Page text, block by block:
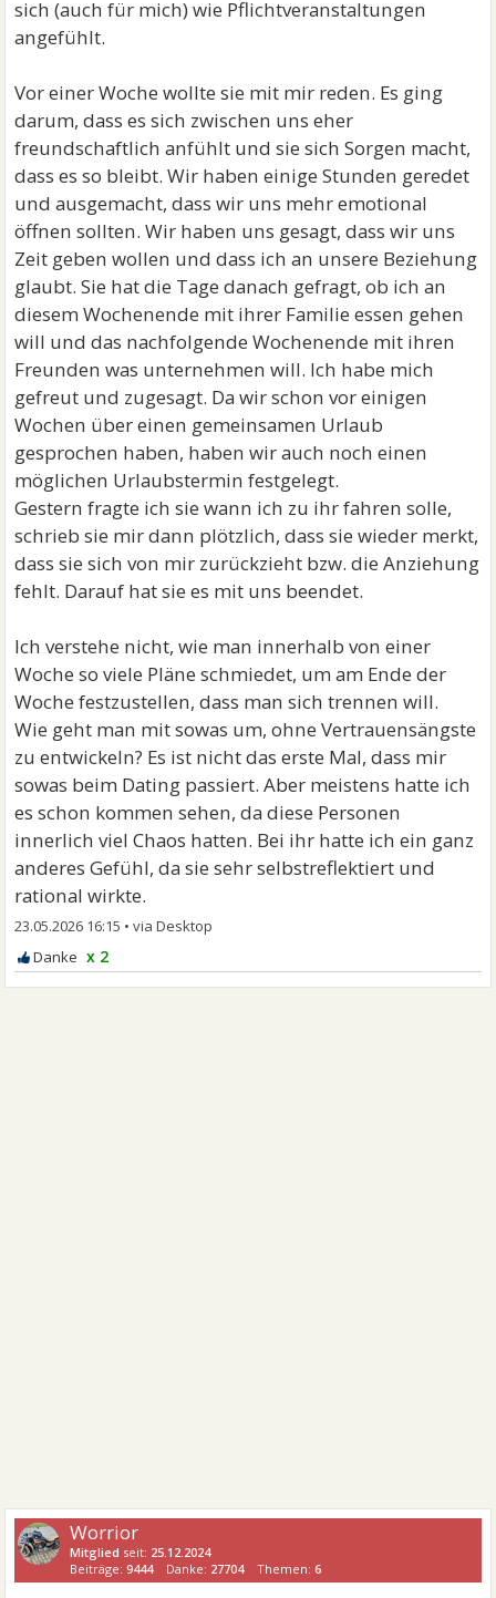
sich (auch für mich) wie Pflichtveranstaltungen
angefühlt.
Vor einer Woche wollte sie mit mir reden. Es ging
darum, dass es sich zwischen uns eher
freundschaftlich anfühlt und sie sich Sorgen macht,
dass es so bleibt. Wir haben einige Stunden geredet
und ausgemacht, dass wir uns mehr emotional
öffnen sollten. Wir haben uns gesagt, dass wir uns
Zeit geben wollen und dass ich an unsere Beziehung
glaubt. Sie hat die Tage danach gefragt, ob ich an
diesem Wochenende mit ihrer Familie essen gehen
will und das nachfolgende Wochenende mit ihren
Freunden was unternehmen will. Ich habe mich
gefreut und zugesagt. Da wir schon vor einigen
Wochen über einen gemeinsamen Urlaub
gesprochen haben, haben wir auch noch einen
möglichen Urlaubstermin festgelegt.
Gestern fragte ich sie wann ich zu ihr fahren solle,
schrieb sie mir dann plötzlich, dass sie wieder merkt,
dass sie sich von mir zurückzieht bzw. die Anziehung
fehlt. Darauf hat sie es mit uns beendet.
Ich verstehe nicht, wie man innerhalb von einer
Woche so viele Pläne schmiedet, um am Ende der
Woche festzustellen, dass man sich trennen will.
Wie geht man mit sowas um, ohne Vertrauensängste
zu entwickeln? Es ist nicht das erste Mal, dass mir
sowas beim Dating passiert. Aber meistens hatte ich
es schon kommen sehen, da diese Personen
innerlich viel Chaos hatten. Bei ihr hatte ich ein ganz
anderes Gefühl, da sie sehr selbstreflektiert und
rational wirkte.
23.05.2026 16:15 •
x 2
Worrior
Mitglied seit: 25.12.2024
Beiträge:9444 Danke: 27704 Themen:6